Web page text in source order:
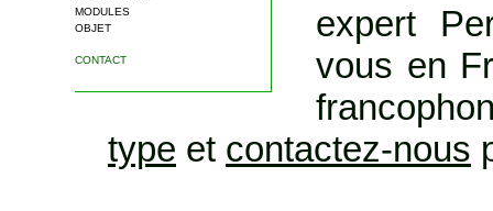
modules
objet
contact
expert
vous en
type et contactez-nous